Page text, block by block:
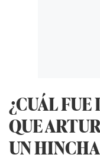
¿CUÁL
QUE
UN